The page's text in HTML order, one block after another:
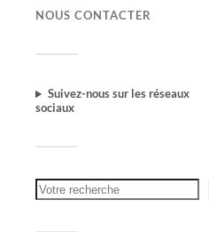
NOUS CONTACTER
Suivez-nous sur les réseaux
sociaux